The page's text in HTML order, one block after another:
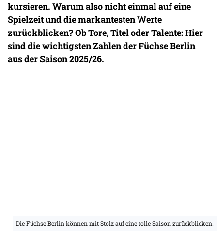
kursieren. Warum also nicht einmal auf eine
Spielzeit und die markantesten Werte
zurückblicken? Ob Tore, Titel oder Talente: Hier
sind die wichtigsten Zahlen der Füchse Berlin
aus der Saison 2025/26.
Die Füchse Berlin können mit Stolz auf eine tolle Saison zurückblicken.